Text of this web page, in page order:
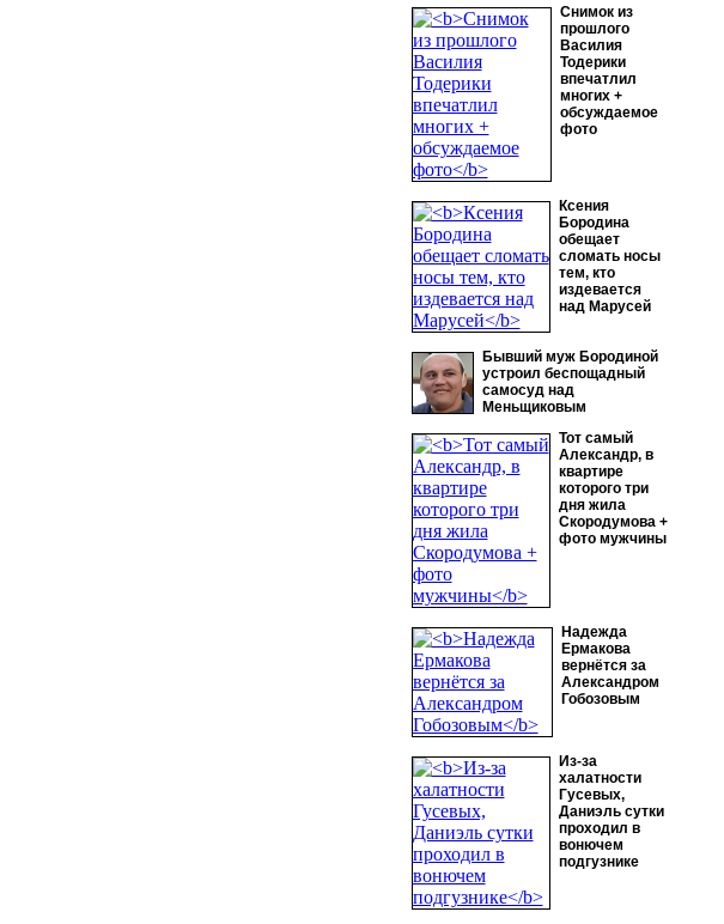
Снимок из
прошлого
Василия
Тодерики
впечатлил
многих +
обсуждаемое
фото
Ксения
Бородина
обещает
сломать носы
тем, кто
издевается
над Марусей
Бывший муж Бородиной
устроил беспощадный
самосуд над
Меньщиковым
Тот самый
Александр, в
квартире
которого три
дня жила
Скородумова +
фото мужчины
Надежда
Ермакова
вернётся за
Александром
Гобозовым
Из-за
халатности
Гусевых,
Даниэль сутки
проходил в
вонючем
подгузнике